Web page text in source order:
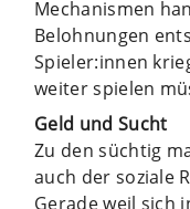
Mechanismen
Belohnungen
Spieler:innen
weiter spielen
Geld und Sucht
Zu den süchtig
auch der soziale
Gerade weil sich